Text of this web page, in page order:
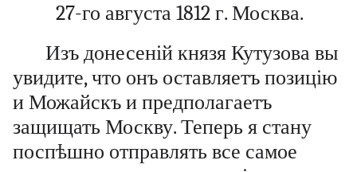
27-го августа 1812 г. Москва.
Изъ донесеній князя Кутузова вы
увидите, что онъ оставляетъ позицію
и Можайскъ и предполагаетъ
защищать Москву. Теперь я стану
поспѣшно отправлять все самое